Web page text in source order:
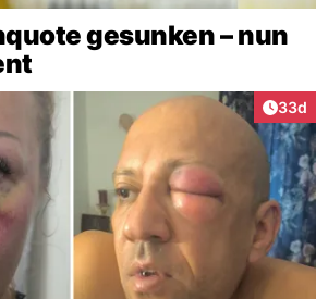
gesunken – nun
33d